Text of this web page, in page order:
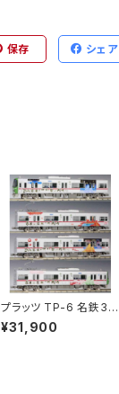
保存 シェア
プラッツ TP-6 名鉄33
00系 徳川家康ラッピン
グ4両 鉄道模型（新
¥31,900